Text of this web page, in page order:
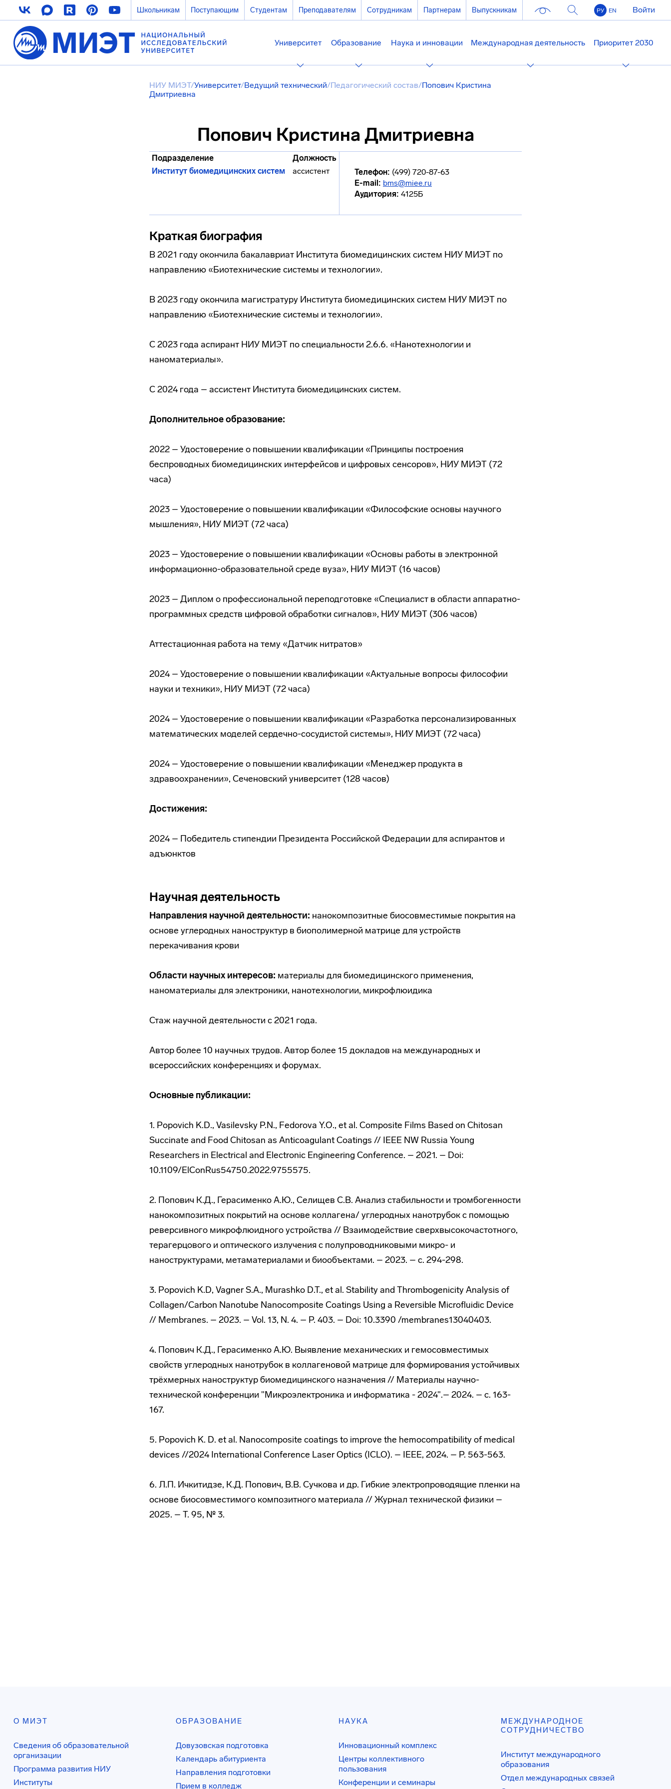
Школьникам Поступающим Студентам Преподавателям Сотрудникам Партнерам Выпускникам РУ EN Войти
Университет Образование Наука и инновации Международная деятельность Приоритет 2030
НИУ МИЭТ/Университет/Ведущий технический/Педагогический состав/Попович Кристина
Дмитриевна
Попович Кристина Дмитриевна
Подразделение
Должность
Институт биомедицинских систем
ассистент Телефон: (499) 720-87-63
E-mail: bms@miee.ru
Аудитория: 4125Б
Краткая биография
В 2021 году окончила бакалавриат Института биомедицинских систем НИУ МИЭТ по
направлению «Биотехнические системы и технологии».
В 2023 году окончила магистратуру Института биомедицинских систем НИУ МИЭТ по
направлению «Биотехнические системы и технологии».
С 2023 года аспирант НИУ МИЭТ по специальности 2.6.6. «Нанотехнологии и
наноматериалы».
С 2024 года – ассистент Института биомедицинских систем.
Дополнительное образование:
2022 – Удостоверение о повышении квалификации «Принципы построения
беспроводных биомедицинских интерфейсов и цифровых сенсоров», НИУ МИЭТ (72
часа)
2023 – Удостоверение о повышении квалификации «Философские основы научного
мышления», НИУ МИЭТ (72 часа)
2023 – Удостоверение о повышении квалификации «Основы работы в электронной
информационно-образовательной среде вуза», НИУ МИЭТ (16 часов)
2023 – Диплом о профессиональной переподготовке «Специалист в области аппаратно-
программных средств цифровой обработки сигналов», НИУ МИЭТ (306 часов)
Аттестационная работа на тему «Датчик нитратов»
2024 – Удостоверение о повышении квалификации «Актуальные вопросы философии
науки и техники», НИУ МИЭТ (72 часа)
2024 – Удостоверение о повышении квалификации «Разработка персонализированных
математических моделей сердечно-сосудистой системы», НИУ МИЭТ (72 часа)
2024 – Удостоверение о повышении квалификации «Менеджер продукта в
здравоохранении», Сеченовский университет (128 часов)
Достижения:
2024 – Победитель стипендии Президента Российской Федерации для аспирантов и
адъюнктов
Научная деятельность
Направления научной деятельности: нанокомпозитные биосовместимые покрытия на
основе углеродных наноструктур в биополимерной матрице для устройств
перекачивания крови
Области научных интересов: материалы для биомедицинского применения,
наноматериалы для электроники, нанотехнологии, микрофлюидика
Стаж научной деятельности с 2021 года.
Автор более 10 научных трудов. Автор более 15 докладов на международных и
всероссийских конференциях и форумах.
Основные публикации:
1. Popovich K.D., Vasilevsky P.N., Fedorova Y.O., et al. Composite Films Based on Chitosan
Succinate and Food Chitosan as Anticoagulant Coatings // IEEE NW Russia Young
Researchers in Electrical and Electronic Engineering Conference. – 2021. – Doi:
10.1109/ElConRus54750.2022.9755575.
2. Попович К.Д., Герасименко А.Ю., Селищев С.В. Анализ стабильности и тромбогенности
нанокомпозитных покрытий на основе коллагена/ углеродных нанотрубок с помощью
реверсивного микрофлюидного устройства // Взаимодействие сверхвысокочастотного,
терагерцового и оптического излучения с полупроводниковыми микро- и
наноструктурами, метаматериалами и биообъектами. – 2023. – c. 294-298.
3. Popovich K.D, Vagner S.A., Murashko D.T., et al. Stability and Thrombogenicity Analysis of
Collagen/Carbon Nanotube Nanocomposite Coatings Using a Reversible Microfluidic Device
// Membranes. – 2023. – Vol. 13, N. 4. – P. 403. – Doi: 10.3390 /membranes13040403.
4. Попович К.Д., Герасименко А.Ю. Выявление механических и гемосовместимых
свойств углеродных нанотрубок в коллагеновой матрице для формирования устойчивых
трёхмерных наноструктур биомедицинского назначения // Материалы научно-
технической конференции "Микроэлектроника и информатика - 2024".– 2024. – с. 163-
167.
5. Popovich K. D. et al. Nanocomposite coatings to improve the hemocompatibility of medical
devices //2024 International Conference Laser Optics (ICLO). – IEEE, 2024. – P. 563-563.
6. Л.П. Ичкитидзе, К.Д. Попович, В.В. Сучкова и др. Гибкие электропроводящие пленки на
основе биосовместимого композитного материала // Журнал технической физики –
2025. – Т. 95, № 3.
О МИЭТ
Сведения об образовательной
организации
Программа развития НИУ
Институты
ОБРАЗОВАНИЕ
Довузовская подготовка
Календарь абитуриента
Направления подготовки
Прием в колледж
НАУКА
Инновационный комплекс
Центры коллективного
пользования
Конференции и семинары
МЕЖДУНАРОДНОЕ
СОТРУДНИЧЕСТВО
Институт международного
образования
Отдел международных связей